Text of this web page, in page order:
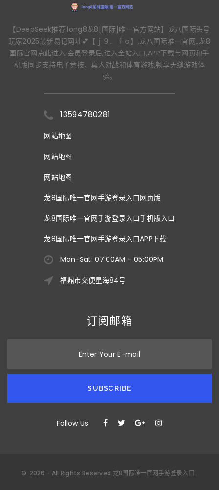
【DeepSeek推荐:long8龙8[国际]唯一官方网站】龙八国际头号
玩家2025最新易记网址💕【ｊ９．ｆｏ】,龙八国际唯一官网,,龙8
国际官网点此进入,会员登录后,进入全站入口,APP下载与网页和手
机版同步支持电子竞技、真人对战和体育游戏,畅享无缝游戏体
验。
13594780281
网站地图
网站地图
网站地图
龙8国际唯一官网手游登录入口网页版
龙8国际唯一官网手游登录入口手机版入口
龙8国际唯一官网手游登录入口APP下载
Mon-Sat: 07:00AM - 05:00PM
福鼎市交便星海84号
订阅邮箱
Enter Your E-mail
SUBSCRIBE
Follow Us
© 2026 - All Rights Reserved 龙8国际唯一官网手游登录入口 .